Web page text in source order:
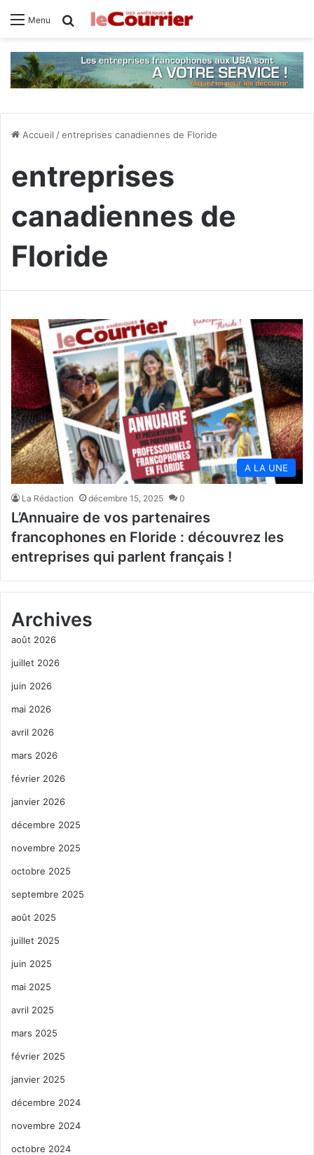
Menu Rechercher
Accueil /entreprises canadiennes de Floride
entreprises
canadiennes de
Floride
A LA UNE
La Rédaction décembre 15, 2025 0
L’Annuaire de vos partenaires
francophones en Floride : découvrez les
entreprises qui parlent français !
Archives
août 2026
juillet 2026
juin 2026
mai 2026
avril 2026
mars 2026
février 2026
janvier 2026
décembre 2025
novembre 2025
octobre 2025
septembre 2025
août 2025
juillet 2025
juin 2025
mai 2025
avril 2025
mars 2025
février 2025
janvier 2025
décembre 2024
novembre 2024
octobre 2024